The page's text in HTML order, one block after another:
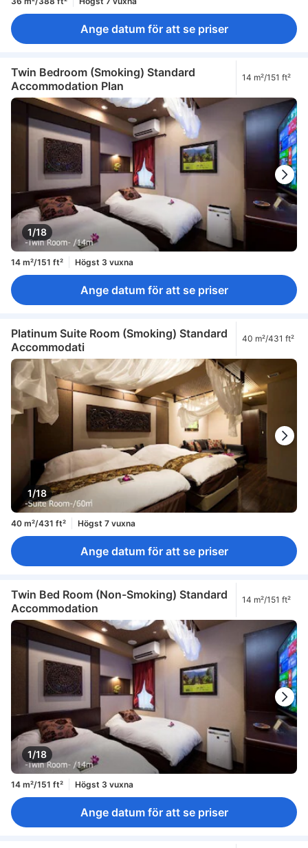
Ange datum för att se priser
Twin Bedroom (Smoking) Standard
Accommodation Plan
14 m²/151 ft²
1/18
14 m²/151 ft² Högst 3 vuxna
Ange datum för att se priser
Platinum Suite Room (Smoking) Standard
Accommodati
40 m²/431 ft²
1/18
40 m²/431 ft² Högst 7 vuxna
Ange datum för att se priser
Twin Bed Room (Non-Smoking) Standard
Accommodation
14 m²/151 ft²
1/18
14 m²/151 ft² Högst 3 vuxna
Ange datum för att se priser